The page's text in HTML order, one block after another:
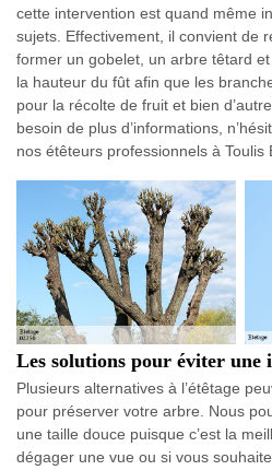
cette intervention est quand même
sujets. Effectivement, il convient de
former un gobelet, un arbre têtard
la hauteur du fût afin que les
pour la récolte de fruit et bien
besoin de plus d’informations,
nos étêteurs professionnels à Toulis
Les solutions pour éviter une
Plusieurs alternatives à l’étêtage
pour préserver votre arbre. Nous
une taille douce puisque c’est la
dégager une vue ou si vous